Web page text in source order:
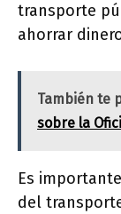
transporte
ahorrar
También te
sobre la
Es
del